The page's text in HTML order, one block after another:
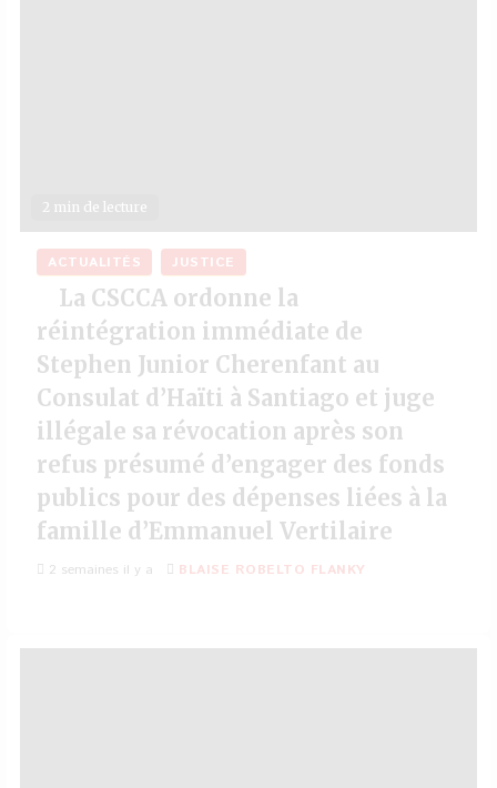
2 min de lecture
ACTUALITÉS JUSTICE
La CSCCA ordonne la
réintégration immédiate de
Stephen Junior Cherenfant au
Consulat d’Haïti à Santiago et juge
illégale sa révocation après son
refus présumé d’engager des fonds
publics pour des dépenses liées à la
famille d’Emmanuel Vertilaire
2 semaines il y a BLAISE ROBELTO FLANKY